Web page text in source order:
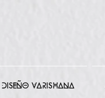
DISEÑO VARISHANA